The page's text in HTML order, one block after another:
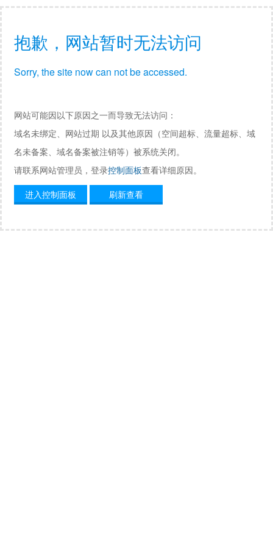
抱歉，网站暂时无法访问
Sorry, the site now can not be accessed.
网站可能因以下原因之一而导致无法访问：
域名未绑定、网站过期 以及其他原因（空间超标、流量超标、域
名未备案、域名备案被注销等）被系统关闭。
请联系网站管理员，登录控制面板查看详细原因。
进入控制面板
刷新查看